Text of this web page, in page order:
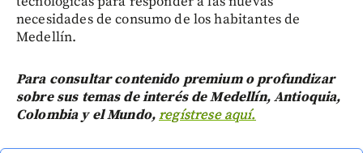
necesidades de consumo de los habitantes de
Medellín.
Para consultar contenido premium o profundizar
sobre sus temas de interés de Medellín, Antioquia,
Colombia y el Mundo,regístrese aquí.